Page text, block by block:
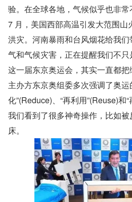
验。在全球各地，气候似乎也非
7 月，美国西部高温引发大范围山
洪灾。河南暴雨和台风烟花给我
气和气候灾害，正在提醒我们不只
这一届东京奥运会，其实一直都把
主办方东京奥组委多次强调了奥
化”(Reduce)、“再利用”(Reuse)和
我们看到了很多神奇操作，比如
床。